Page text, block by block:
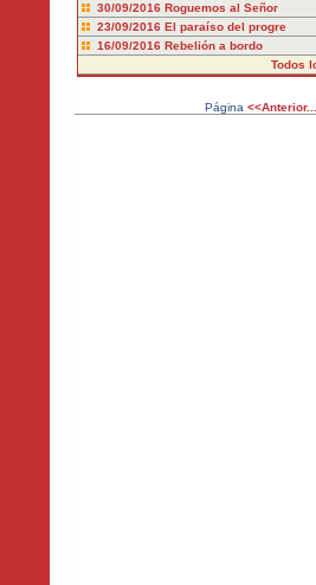
30/09/2016 Roguemos al Señor
23/09/2016 El paraíso del progre
16/09/2016 Rebelión a bordo
Todos
Página <<Anterior...